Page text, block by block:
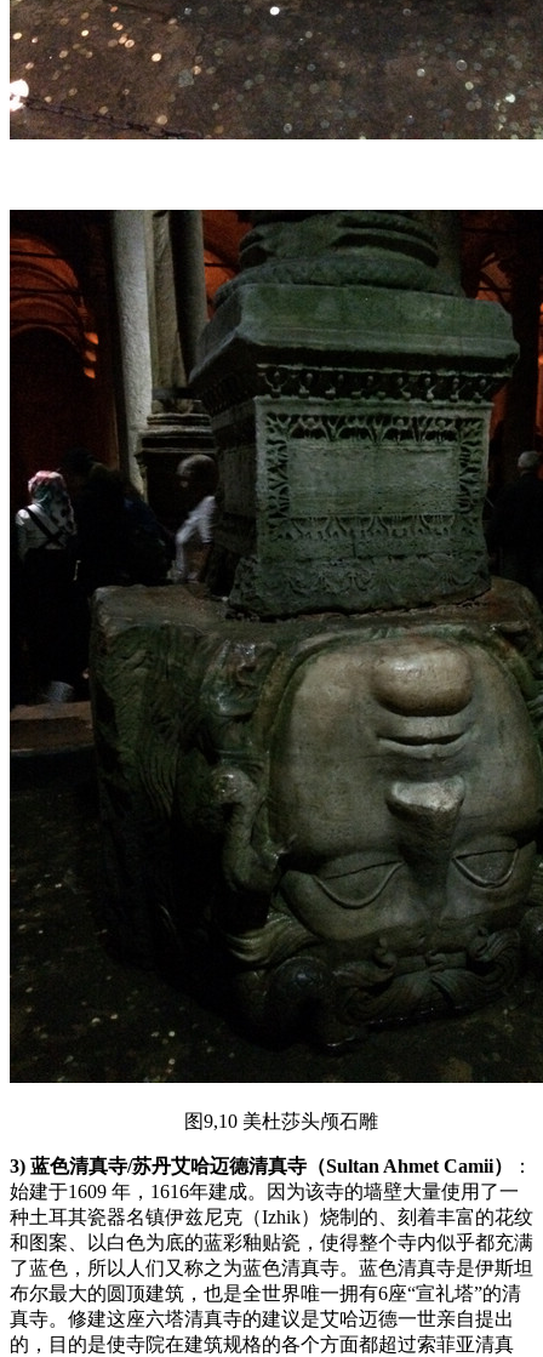
图9,10 美杜莎头颅石雕
3) 蓝色清真寺/苏丹艾哈迈德清真寺（Sultan Ahmet Camii）
：
始建于1609 年，1616年建成。因为该寺的墙壁大量使用了一
种土耳其瓷器名镇伊兹尼克（Izhik）烧制的、刻着丰富的花纹
和图案、以白色为底的蓝彩釉贴瓷，使得整个寺内似乎都充满
了蓝色，所以人们又称之为蓝色清真寺。蓝色清真寺是伊斯坦
布尔最大的圆顶建筑，也是全世界唯一拥有6座“宣礼塔”的清
真寺。修建这座六塔清真寺的建议是艾哈迈德一世亲自提出
的，目的是使寺院在建筑规格的各个方面都超过索菲亚清真